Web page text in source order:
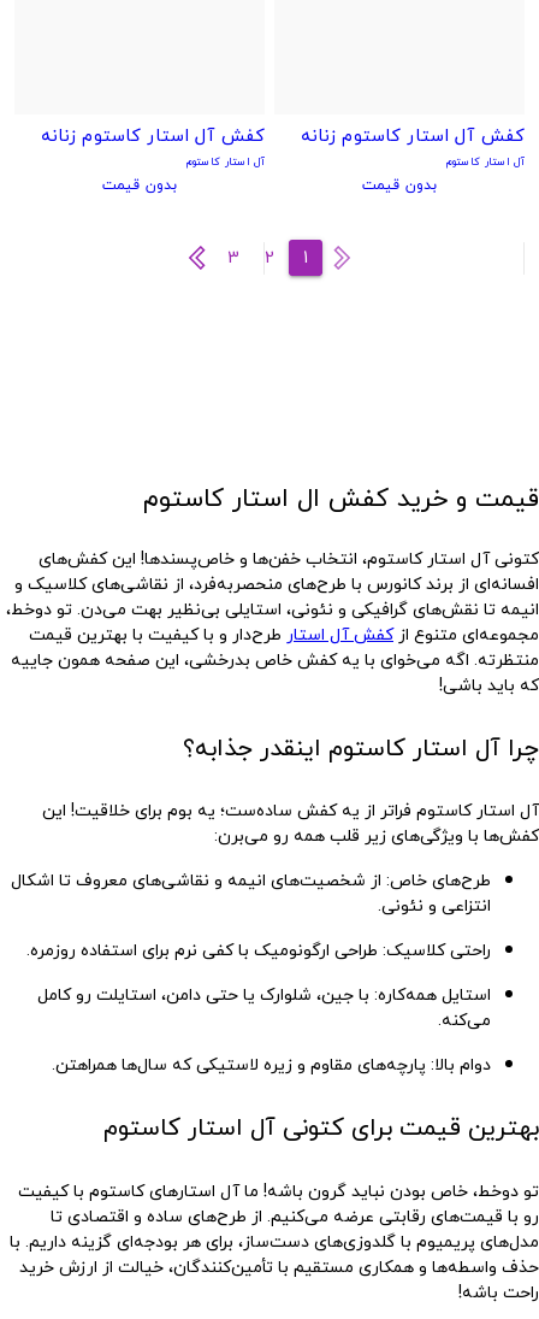
کفش آل استار کاستوم زنانه
آل استار کاستوم
بدون قیمت
کفش آل استار کاستوم زنانه
آل استار کاستوم
بدون قیمت
1
2
3
قیمت و خرید کفش ال استار کاستوم
کتونی آل استار کاستوم، انتخاب خفن‌ها و خاص‌پسندها! این کفش‌های
افسانه‌ای از برند کانورس با طرح‌های منحصربه‌فرد، از نقاشی‌های کلاسیک و
انیمه تا نقش‌های گرافیکی و نئونی، استایلی بی‌نظیر بهت می‌دن. تودوخط،
مجموعه‌ای متنوع ازکفش آل استار طرح‌دار و با کیفیت با بهترین قیمت
منتظرته. اگه می‌خوای با یه کفش خاص بدرخشی، این صفحه همون جاییه
که باید باشی!
چرا آل استار کاستوم اینقدر جذابه؟
آل استار کاستوم فراتر از یه کفش ساده‌ست؛ یه بوم برای خلاقیت! این
کفش‌ها با ویژگی‌های زیر قلب همه رو می‌برن:
طرح‌های خاص: از شخصیت‌های انیمه و نقاشی‌های معروف تا اشکال
انتزاعی و نئونی.
راحتی کلاسیک: طراحی ارگونومیک با کفی نرم برای استفاده روزمره.
استایل همه‌کاره: با جین، شلوارک یا حتی دامن، استایلت رو کامل
می‌کنه.
دوام بالا: پارچه‌های مقاوم و زیره لاستیکی که سال‌ها همراهتن.
بهترین قیمت برای کتونی آل استار کاستوم
تو دوخط، خاص بودن نباید گرون باشه! ما آل استارهای کاستوم با کیفیت
رو با قیمت‌های رقابتی عرضه می‌کنیم. از طرح‌های ساده و اقتصادی تا
مدل‌های پریمیوم با گلدوزی‌های دست‌ساز، برای هر بودجه‌ای گزینه داریم. با
حذف واسطه‌ها و همکاری مستقیم با تأمین‌کنندگان، خیالت از ارزش خرید
راحت باشه!